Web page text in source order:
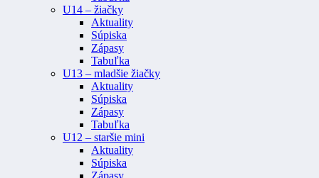
U14 – žiačky
Aktuality
Súpiska
Zápasy
Tabuľka
U13 – mladšie žiačky
Aktuality
Súpiska
Zápasy
Tabuľka
U12 – staršie mini
Aktuality
Súpiska
Zápasy